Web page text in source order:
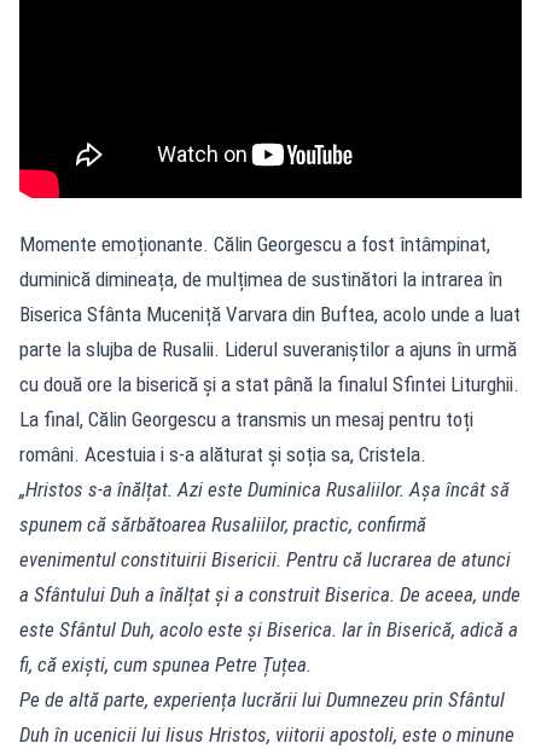
Momente emoționante. Călin Georgescu a fost întâmpinat,
duminică dimineața, de mulțimea de sustinători la intrarea în
Biserica Sfânta Muceniță Varvara din Buftea, acolo unde a luat
parte la slujba de Rusalii. Liderul suveraniștilor a ajuns în urmă
cu două ore la biserică și a stat până la finalul Sfintei Liturghii.
La final, Călin Georgescu a transmis un mesaj pentru toți
români. Acestuia i s-a alăturat și soția sa, Cristela.
„Hristos s-a înălțat. Azi este Duminica Rusaliilor. Așa încât să
spunem că sărbătoarea Rusaliilor, practic, confirmă
evenimentul constituirii Bisericii. Pentru că lucrarea de atunci
a Sfântului Duh a înălțat și a construit Biserica. De aceea, unde
este Sfântul Duh, acolo este și Biserica. Iar în Biserică, adică a
fi, că exiști, cum spunea Petre Țuțea.
Pe de altă parte, experiența lucrării lui Dumnezeu prin Sfântul
Duh în ucenicii lui Iisus Hristos, viitorii apostoli, este o minune